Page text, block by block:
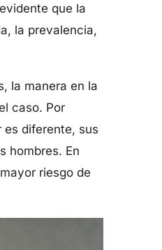
que la
la prevalencia,
la manera en la
caso. Por
es diferente, sus
hombres. En
riesgo de